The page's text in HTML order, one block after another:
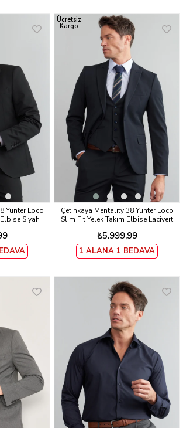
Yunter Loco
Siyah
Çetinkaya Mentality 38 Yunter Loco
Slim Fit Yelek Takım Elbise Lacivert
₺5.999,99
1 ALANA 1 BEDAVA
Ücretsiz
Kargo